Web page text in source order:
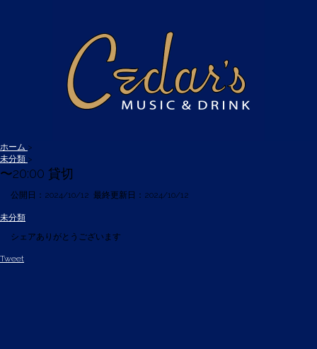
ホーム >
未分類 >
〜20:00 貸切
公開日： 2024/10/12 最終更新日：2024/10/12
未分類
シェアありがとうございます
Tweet